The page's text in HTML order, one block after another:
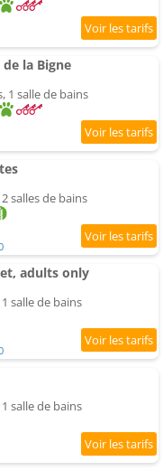
la Bigne
1 salle de bains
salles de bains
adults only
salle de bains
salle de bains